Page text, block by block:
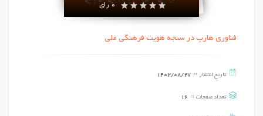
0 رای
فناوری هارپ در سنجه هویت فرهنگی ملی
تاریخ انتشار 1402/08/27
تعداد صفحات 16